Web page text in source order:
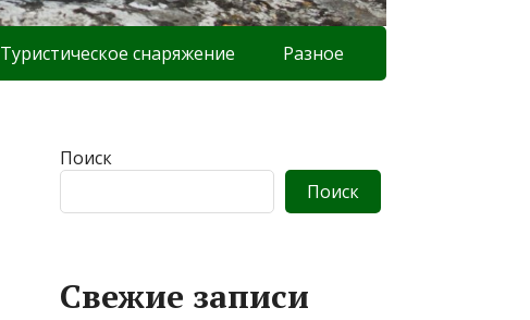
Туристическое снаряжение Разное
Поиск
Поиск
Свежие записи